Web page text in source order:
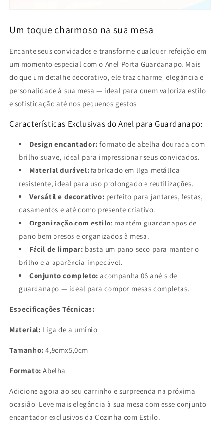
Um toque charmoso na sua mesa
Encante seus convidados e transforme qualquer refeição em
um momento especial com o Anel Porta Guardanapo. Mais
do que um detalhe decorativo, ele traz charme, elegância e
personalidade à sua mesa — ideal para quem valoriza estilo
e sofisticação até nos pequenos gestos
Características Exclusivas do Anel para Guardanapo:
Design encantador: formato de abelha dourada com
brilho suave, ideal para impressionar seus convidados.
Material durável: fabricado em liga metálica
resistente, ideal para uso prolongado e reutilizações.
Versátil e decorativo: perfeito para jantares, festas,
casamentos e até como presente criativo.
Organização com estilo: mantém guardanapos de
pano bem presos e organizados à mesa.
Fácil de limpar: basta um pano seco para manter o
brilho e a aparência impecável.
Conjunto completo: acompanha 06 anéis de
guardanapo — ideal para compor mesas completas.
Especificações Técnicas:
Material: Liga de alumínio
Tamanho:4,9cmx5,0cm
Formato:Abelha
Adicione agora ao seu carrinho e surpreenda na próxima
ocasião. Leve mais elegância à sua mesa com esse conjunto
encantador exclusivos da Cozinha com Estilo.